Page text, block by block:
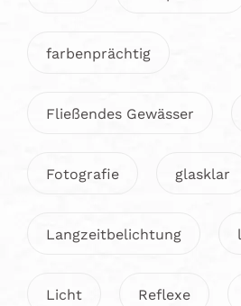
farbenprächtig
Fließendes Gewässer
Fotografie glasklar
Langzeitbelichtung
Licht Reflexe